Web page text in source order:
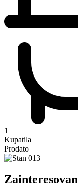
1
Kupatila
Prodato